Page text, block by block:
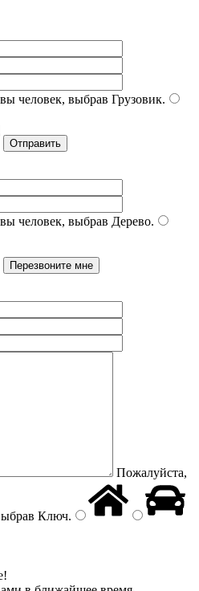
человек, выбрав Грузовик.
человек, выбрав Дерево.
Пожалуйста,
Ключ.